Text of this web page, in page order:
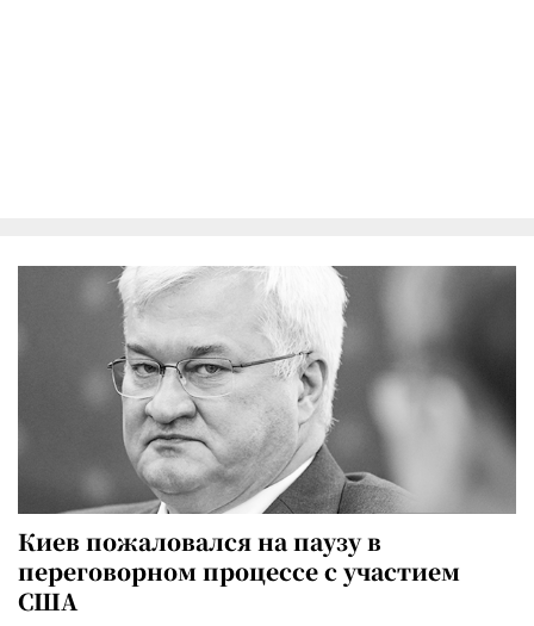
Киев пожаловался на паузу в
переговорном процессе с участием
США